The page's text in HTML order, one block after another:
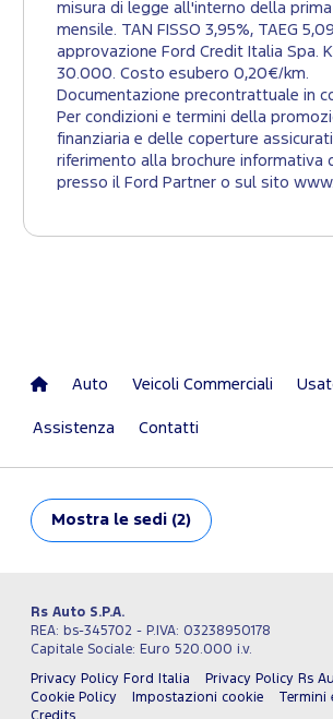
misura di legge all'interno della
mensile. TAN FISSO 3,95%, TAEG
approvazione Ford Credit Italia Spa.
30.000. Costo esubero 0,20€/km.
Documentazione precontrattuale in
Per condizioni e termini della
finanziaria e delle coperture
riferimento alla brochure informativa
presso il Ford Partner o sul sito
Auto Veicoli Commerciali
Assistenza Contatti
Mostra le sedi (2)
Rs Auto S.P.A.
REA: bs-345702 - P.IVA: 03238950178
Capitale Sociale: Euro 520.000 i.v.
Privacy Policy Ford Italia
Privacy Policy Rs
Cookie Policy
Impostazioni cookie
Termini